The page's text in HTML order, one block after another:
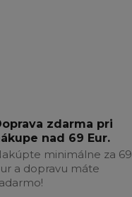
zdarma pri
nad 69 Eur.
minimálne za 69
a dopravu máte